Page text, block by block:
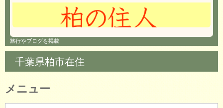
旅行やブログを掲載
千葉県柏市在住
メニュー
コ